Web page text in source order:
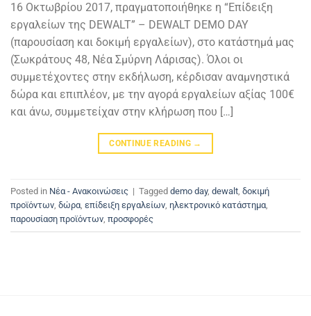
16 Οκτωβρίου 2017, πραγματοποιήθηκε η “Επίδειξη
εργαλείων της DEWALT” – DEWALT DEMO DAY
(παρουσίαση και δοκιμή εργαλείων), στο κατάστημά μας
(Σωκράτους 48, Νέα Σμύρνη Λάρισας). Όλοι οι
συμμετέχοντες στην εκδήλωση, κέρδισαν αναμνηστικά
δώρα και επιπλέον, με την αγορά εργαλείων αξίας 100€
και άνω, συμμετείχαν στην κλήρωση που […]
CONTINUE READING →
Posted in Νέα - Ανακοινώσεις | Tagged demo day, dewalt δοκιμή
προϊόντων δώρα επίδειξη εργαλείων ηλεκτρονικό κατάστημα
παρουσίαση προϊόντων προσφορές